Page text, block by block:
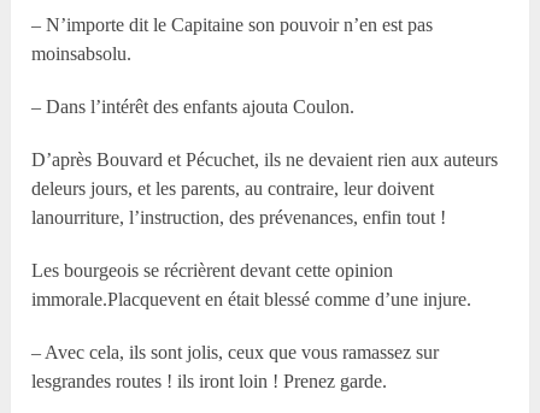
– N’importe dit le Capitaine son pouvoir n’en est pas
moinsabsolu.
– Dans l’intérêt des enfants ajouta Coulon.
D’après Bouvard et Pécuchet, ils ne devaient rien aux auteurs
deleurs jours, et les parents, au contraire, leur doivent
lanourriture, l’instruction, des prévenances, enfin tout !
Les bourgeois se récrièrent devant cette opinion
immorale.Placquevent en était blessé comme d’une injure.
– Avec cela, ils sont jolis, ceux que vous ramassez sur
lesgrandes routes ! ils iront loin ! Prenez garde.